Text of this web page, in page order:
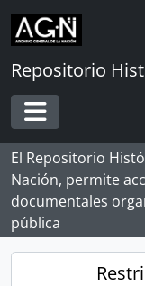
Skip to main content
Repositorio
Toggle
El Repositorio
Nación, permite
documentales
pública